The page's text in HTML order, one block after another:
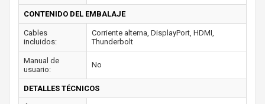
CONTENIDO DEL EMBALAJE
Cables
incluidos:
Corriente alterna, DisplayPort, HDMI,
Thunderbolt
Manual de
usuario:
No
DETALLES TÉCNICOS